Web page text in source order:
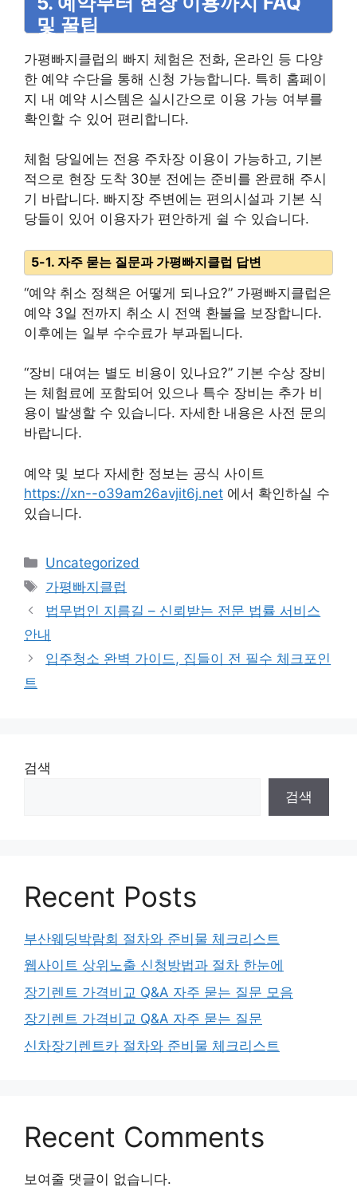
및 꿀팁
가평빠지클럽의 빠지 체험은 전화, 온라인 등 다양
한 예약 수단을 통해 신청 가능합니다. 특히 홈페이
지 내 예약 시스템은 실시간으로 이용 가능 여부를
확인할 수 있어 편리합니다.
체험 당일에는 전용 주차장 이용이 가능하고, 기본
적으로 현장 도착 30분 전에는 준비를 완료해 주시
기 바랍니다. 빠지장 주변에는 편의시설과 기본 식
당들이 있어 이용자가 편안하게 쉴 수 있습니다.
5-1. 자주 묻는 질문과 가평빠지클럽 답변
“예약 취소 정책은 어떻게 되나요?” 가평빠지클럽은
예약 3일 전까지 취소 시 전액 환불을 보장합니다.
이후에는 일부 수수료가 부과됩니다.
“장비 대여는 별도 비용이 있나요?” 기본 수상 장비
는 체험료에 포함되어 있으나 특수 장비는 추가 비
용이 발생할 수 있습니다. 자세한 내용은 사전 문의
바랍니다.
예약 및 보다 자세한 정보는 공식 사이트
https://xn--o39am26avjit6j.net 에서 확인하실 수
있습니다.
Categories
Uncategorized
Tags
가평빠지클럽
법무법인 지름길 – 신뢰받는 전문 법률 서비스
안내
입주청소 완벽 가이드, 집들이 전 필수 체크포인
트
검색
검색
Recent Posts
부산웨딩박람회 절차와 준비물 체크리스트
웹사이트 상위노출 신청방법과 절차 한눈에
장기렌트 가격비교 Q&A 자주 묻는 질문 모음
장기렌트 가격비교 Q&A 자주 묻는 질문
신차장기렌트카 절차와 준비물 체크리스트
Recent Comments
보여줄 댓글이 없습니다.